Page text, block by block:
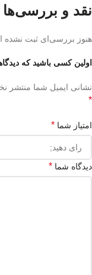
نقد و بررسی‌ها
هنوز بررسی‌ای ثبت
اولین کسی باشید که
نشانی ایمیل شما منتشر
*
امتیاز شما *
دیدگاه شما *